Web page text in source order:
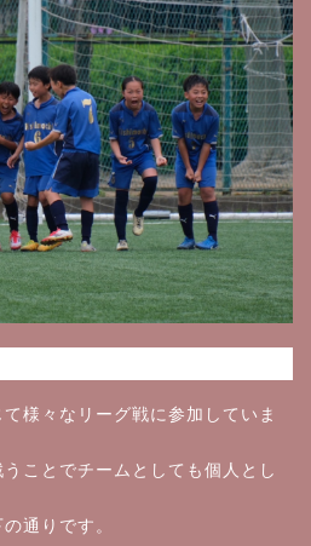
様々なリーグ戦に参加していま
ことでチームとしても個人とし
通りです。